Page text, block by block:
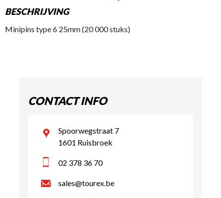
BESCHRIJVING
Minipins type 6 25mm (20 000 stuks)
CONTACT INFO
Spoorwegstraat 7
1601 Ruisbroek
02 378 36 70
sales@tourex.be